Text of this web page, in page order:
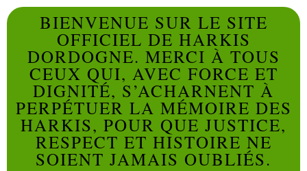
BIENVENUE SUR LE SITE
OFFICIEL DE HARKIS
DORDOGNE. MERCI À TOUS
CEUX QUI, AVEC FORCE ET
DIGNITÉ, S’ACHARNENT À
PERPÉTUER LA MÉMOIRE DES
HARKIS, POUR QUE JUSTICE,
RESPECT ET HISTOIRE NE
SOIENT JAMAIS OUBLIÉS.